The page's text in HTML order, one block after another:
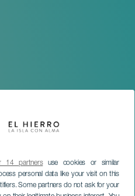
14 partnersuse cookies or similar
personal data like your visit on this
Some partners do not ask for your